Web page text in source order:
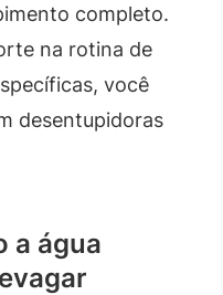
completo.
na rotina de
você
desentupidoras
a água